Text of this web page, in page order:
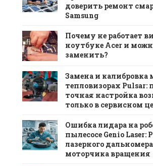
доверить ремонт
Samsung
Почему не работает
ноутбуке Acer и
заменить?
Замена и калибровка
тепловизорах Pulsar:
точная настройка
только в сервисном
Ошибка лидара на
пылесосе Genio Laser:
лазерного
моторчика вращения